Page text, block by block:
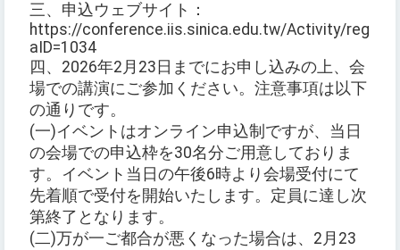
三、申込ウェブサイト：
https://conference.iis.sinica.edu.tw/Activity/
aID=1034
四、2026年2月23日までにお申し込みの上、会
場での講演にご参加ください。注意事項は以下
の通りです。
(一)イベントはオンライン申込制ですが、当日
の会場での申込枠を30名分ご用意しておりま
す。イベント当日の午後6時より会場受付にて
先着順で受付を開始いたします。定員に達し次
第終了となります。
(二)万が一ご都合が悪くなった場合は、2月23